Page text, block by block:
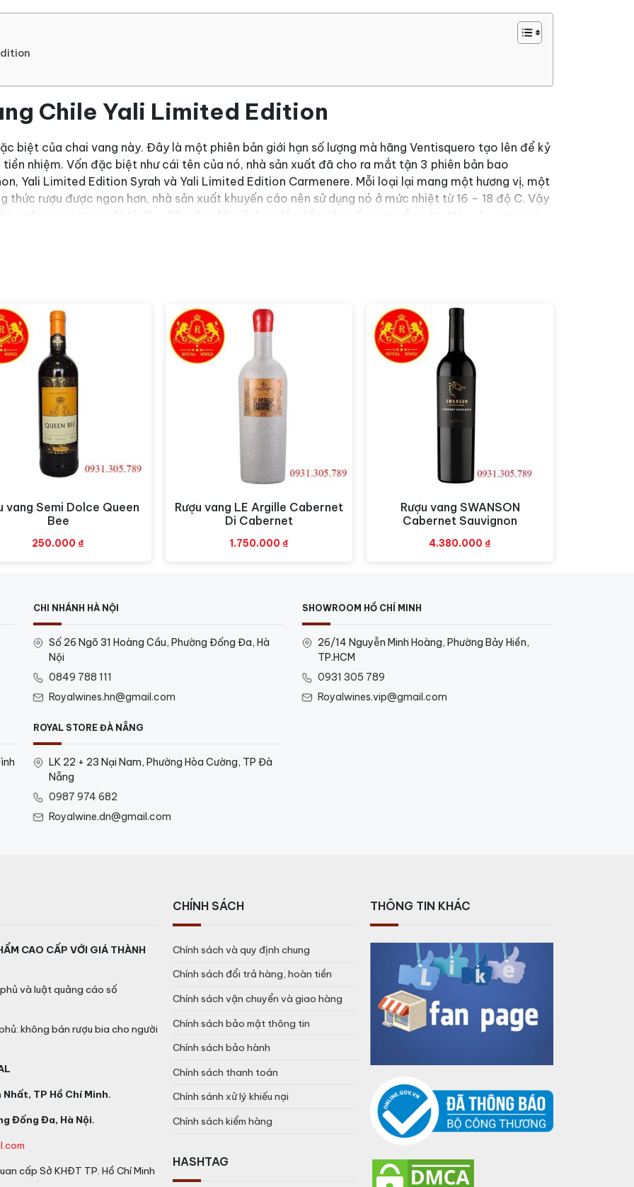
Chile Yali Limited Edition
biệt của chai vang này. Đây là một phiên bản giới hạn số lượng mà hãng Ventisquero tạo lên để kỷ
nhiệm. Vốn đặc biệt như cái tên của nó, nhà sản xuất đã cho ra mắt tận 3 phiên bản bao
Yali Limited Edition Syrah và Yali Limited Edition Carmenere. Mỗi loại lại mang một hương vị, một
rượu được ngon hơn, nhà sản xuất khuyến cáo nên sử dụng nó ở mức nhiệt từ 16 – 18 độ C. Vậy
ngâm rượu trong đá từ 15 – 20p. Sau khi sử dụng lần đầu tiên nếu rượu vẫn còn.
vang có
sa, bí ẩn.
cộng với vị khoáng của đá granite và vị đắng của cải xoăn.
khói hay thậm chí là các món ăn hải sản như hàu, tôm…
rượu là 16-18 độ C.
liên hệ theo số hotline sau:
Tân Bình
Giao Đoàn
Xem nhanh
vang Semi Dolce Queen
Bee
250.000 ₫
Xem nhanh
Rượu vang LE Argille Cabernet
Di Cabernet
1.750.000 ₫
Xem nhanh
Rượu vang SWANSON
Cabernet Sauvignon
4.380.000 ₫
CHI NHÁNH HÀ NỘI
Số 26 Ngõ 31 Hoàng Cầu, Phường Đống Đa, Hà
Nội
0849 788 111
Royalwines.hn@gmail.com
SHOWROOM HỒ CHÍ MINH
26/14 Nguyễn Minh Hoàng, Phường Bảy Hiền,
TP.HCM
0931 305 789
Royalwines.vip@gmail.com
ROYAL STORE ĐÀ NẴNG
LK 22 + 23 Nại Nam, Phường Hòa Cường, TP Đà
Nẵng
0987 974 682
Royalwine.dn@gmail.com
CAO CẤP VỚI GIÁ THÀNH
và luật quảng cáo số
không bán rượu bia cho người
TP Hồ Chí Minh.
Đống Đa, Hà Nội.
cấp Sở KHĐT TP. Hồ Chí Minh
CHÍNH SÁCH
Chính sách và quy định chung
Chính sách đổi trả hàng, hoàn tiền
Chính sách vận chuyển và giao hàng
Chính sách bảo mật thông tin
Chính sách bảo hành
Chính sách thanh toán
Chính sánh xử lý khiếu nại
Chính sách kiểm hàng
HASHTAG
THÔNG TIN KHÁC